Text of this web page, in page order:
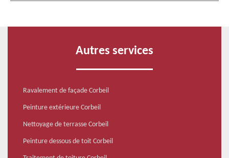
Autres services
Ravalement de façade Corbeil
Peinture extérieure Corbeil
Nettoyage de terrasse Corbeil
Peinture dessous de toit Corbeil